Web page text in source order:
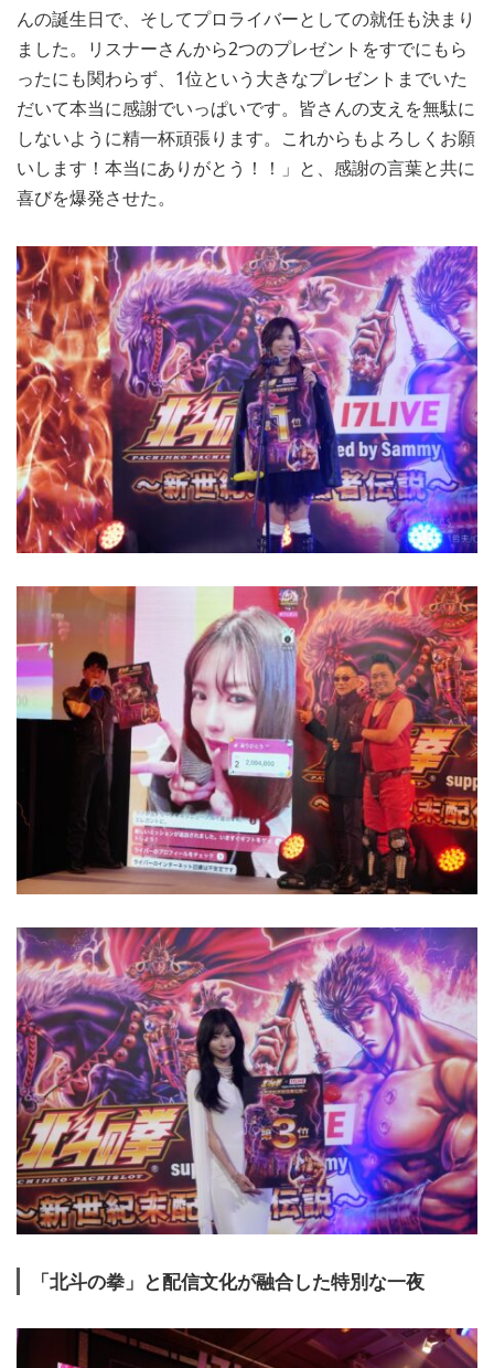
んの誕生日で、そしてプロライバーとしての就任も決まり
ました。リスナーさんから2つのプレゼントをすでにもら
ったにも関わらず、1位という大きなプレゼントまでいた
だいて本当に感謝でいっぱいです。皆さんの支えを無駄に
しないように精一杯頑張ります。これからもよろしくお願
いします！本当にありがとう！！」と、感謝の言葉と共に
喜びを爆発させた。
「北斗の拳」と配信文化が融合した特別な一夜